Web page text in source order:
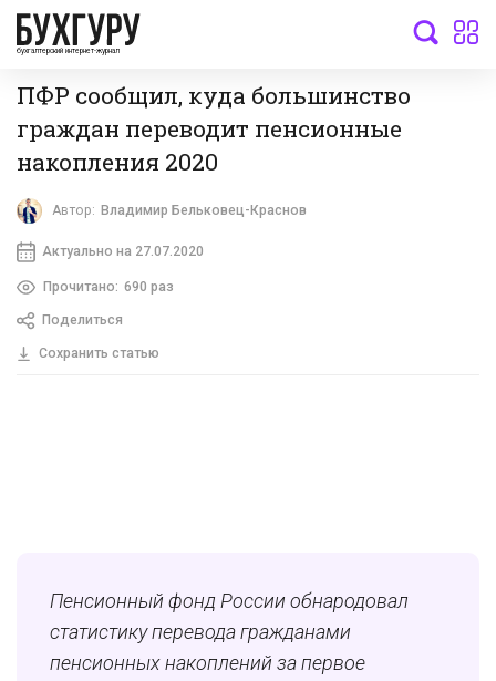
бухгалтерский интернет-журнал
ПФР сообщил, куда большинство
граждан переводит пенсионные
накопления 2020
Автор: Владимир Бельковец-Краснов
Актуально на 27.07.2020
Прочитано: 690 раз
Поделиться
Сохранить статью
Пенсионный фонд России обнародовал
статистику перевода гражданами
пенсионных накоплений за первое